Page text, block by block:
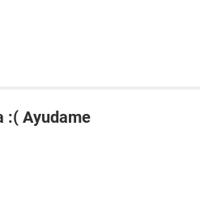
:( Ayudame